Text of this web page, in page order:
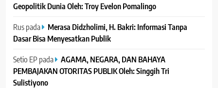
Geopolitik Dunia Oleh: Troy Evelon Pomalingo
Ruspada
Merasa Didzholimi, H. Bakri: Informasi Tanpa
Dasar Bisa Menyesatkan Publik
Setio EP pada
AGAMA, NEGARA, DAN BAHAYA
PEMBAJAKAN OTORITAS PUBLIK Oleh: Singgih Tri
Sulistiyono